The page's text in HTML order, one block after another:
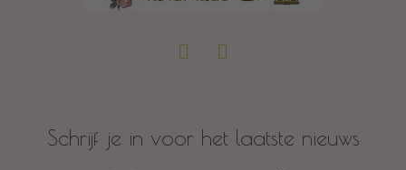
Schrijf je in voor het laatste nieuws